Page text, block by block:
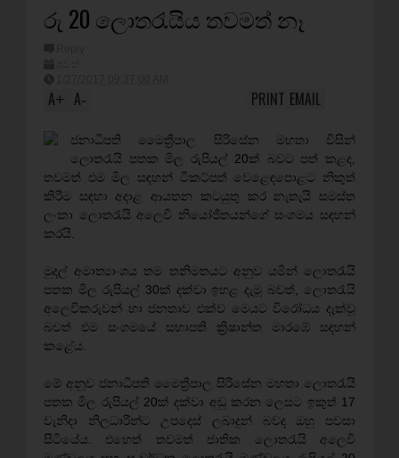
රු 20 ලොතරැයිය තවමත් නෑ
A+ A- EMAIL
PRINT
ජනාධිපති මෛත්‍රීපාල සිරිසේන මහතා විසින්
ලොතරැයි පතක මිල රුපියල් 20ක් බවට පත් කළද,
තවමත් එම මිල සඳහන් ටිකට්පත් වෙළෙඳපොළට නිකුත්
කිරීම සඳහා අදාළ ආයතන කටයුතු කර නැතැයි සමස්ත
ලංකා ලොතරැයි අලෙවි නියෝජිතයන්ගේ සංගමය සඳහන්
කරයි.
මුදල් අමාත්‍යාංශය තම තනිමතයට අනුව යමින් ලොතරැයි
පතක මිල රුපියල් 30ක් දක්වා ඉහළ දැමූ බවත්, ලොතරැයි
අලෙවිකරුවන් හා ජනතාව එක්ව මෙයට විරෝධය දැක්වූ
බවත් එම සංගමයේ සභාපති ක්‍රිෂාන්ත මාරඹේ සඳහන්
කළේය.
මේ අනුව ජනාධිපති මෛත්‍රීපාල සිරිසේන මහතා ලොතරැයි
පතක මිල රුපියල් 20ක් දක්වා අඩු කරන ලෙසට ඉකුත් 17
වැනිදා නිලධාරීන්ට උපදෙස් ලබාදුන් බවද ඔහු පවසා
සිටියේය. එහෙත් තවමත් ජාතික ලොතරැයි අලෙවි